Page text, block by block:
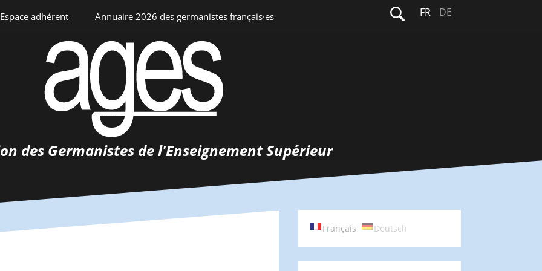
Espace adhérent
Espace personnel
Annuaire 2026 des germanistes français·es
Annuaire interne
Rechercher :
FR DE
des Germanistes de l'Enseignement Supérieur
Français Deutsch